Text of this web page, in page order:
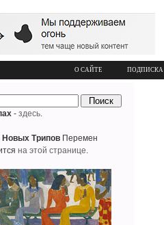
О САЙТЕ ПОДПИСКА
- здесь.
Новых Трипов Перемен
на этой странице.